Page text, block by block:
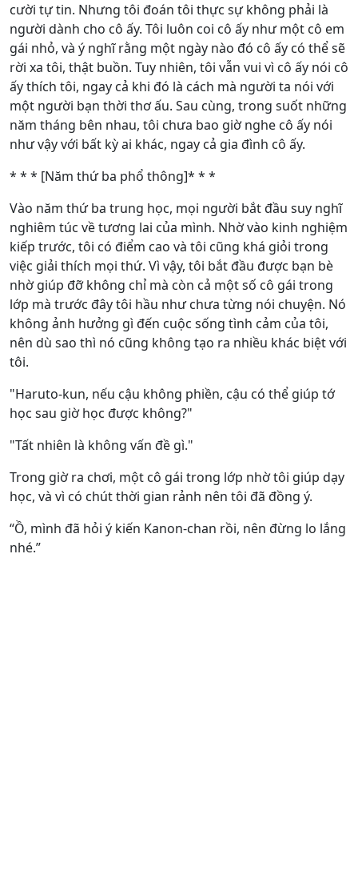
cười tự tin. Nhưng tôi đoán tôi thực sự không phải là
người dành cho cô ấy. Tôi luôn coi cô ấy như một cô em
gái nhỏ, và ý nghĩ rằng một ngày nào đó cô ấy có thể sẽ
rời xa tôi, thật buồn. Tuy nhiên, tôi vẫn vui vì cô ấy nói cô
ấy thích tôi, ngay cả khi đó là cách mà người ta nói với
một người bạn thời thơ ấu. Sau cùng, trong suốt những
năm tháng bên nhau, tôi chưa bao giờ nghe cô ấy nói
như vậy với bất kỳ ai khác, ngay cả gia đình cô ấy.
* * * [Năm thứ ba phổ thông]* * *
Vào năm thứ ba trung học, mọi người bắt đầu suy nghĩ
nghiêm túc về tương lai của mình. Nhờ vào kinh nghiệm
kiếp trước, tôi có điểm cao và tôi cũng khá giỏi trong
việc giải thích mọi thứ. Vì vậy, tôi bắt đầu được bạn bè
nhờ giúp đỡ không chỉ mà còn cả một số cô gái trong
lớp mà trước đây tôi hầu như chưa từng nói chuyện. Nó
không ảnh hưởng gì đến cuộc sống tình cảm của tôi,
nên dù sao thì nó cũng không tạo ra nhiều khác biệt với
tôi.
"Haruto-kun, nếu cậu không phiền, cậu có thể giúp tớ
học sau giờ học được không?"
"Tất nhiên là không vấn đề gì."
Trong giờ ra chơi, một cô gái trong lớp nhờ tôi giúp dạy
học, và vì có chút thời gian rảnh nên tôi đã đồng ý.
“Ồ, mình đã hỏi ý kiến Kanon-chan rồi, nên đừng lo lắng
nhé.”